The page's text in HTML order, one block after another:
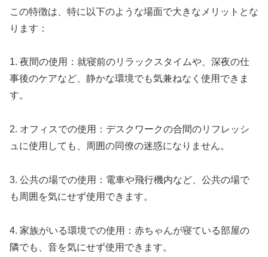
この特徴は、特に以下のような場面で大きなメリットとな
ります：
1. 夜間の使用：就寝前のリラックスタイムや、深夜の仕
事後のケアなど、静かな環境でも気兼ねなく使用できま
す。
2. オフィスでの使用：デスクワークの合間のリフレッシ
ュに使用しても、周囲の同僚の迷惑になりません。
3. 公共の場での使用：電車や飛行機内など、公共の場で
も周囲を気にせず使用できます。
4. 家族がいる環境での使用：赤ちゃんが寝ている部屋の
隣でも、音を気にせず使用できます。